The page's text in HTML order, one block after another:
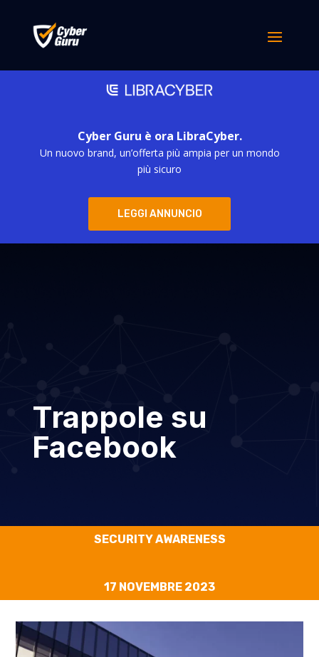
Cyber Guru è ora LibraCyber.
Un nuovo brand, un’offerta più ampia per un mondo
più sicuro
LEGGI ANNUNCIO
Trappole su
Facebook
SECURITY AWARENESS
17 NOVEMBRE 2023